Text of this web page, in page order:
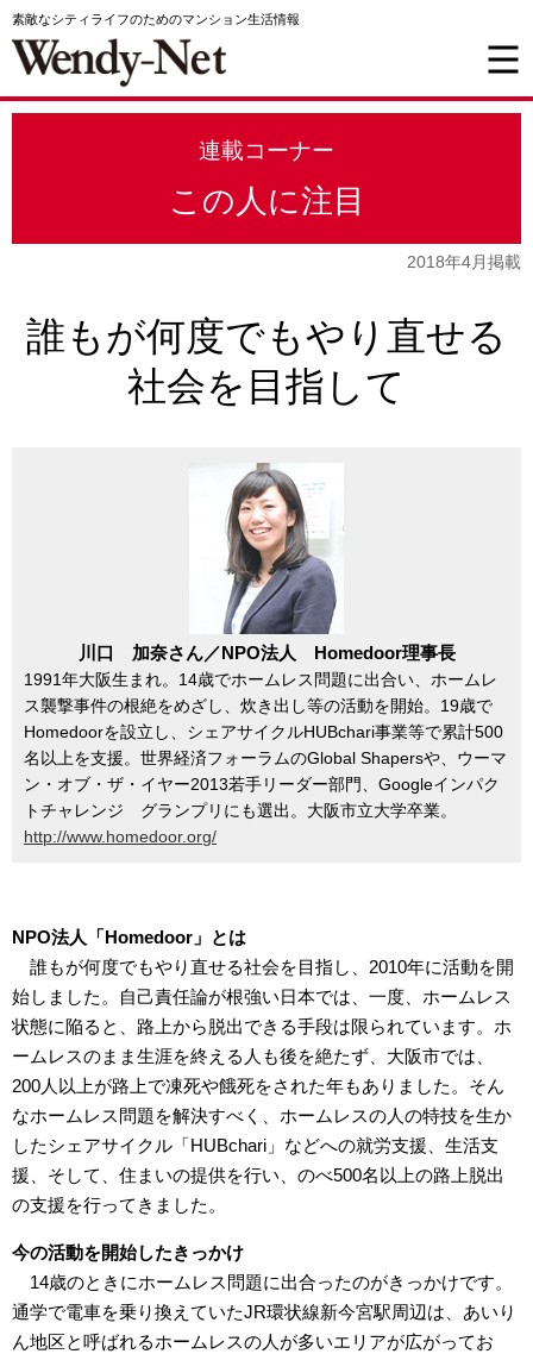
素敵なシティライフのためのマンション生活情報
連載コーナー
この人に注目
2018年4月掲載
誰もが何度でもやり直せる
社会を目指して
川口 加奈さん／NPO法人 Homedoor理事長
1991年大阪生まれ。14歳でホームレス問題に出合い、ホームレ
ス襲撃事件の根絶をめざし、炊き出し等の活動を開始。19歳で
Homedoorを設立し、シェアサイクルHUBchari事業等で累計500
名以上を支援。世界経済フォーラムのGlobal Shapersや、ウーマ
ン・オブ・ザ・イヤー2013若手リーダー部門、Googleインパク
トチャレンジ グランプリにも選出。大阪市立大学卒業。
http://www.homedoor.org/
NPO法人「Homedoor」とは
誰もが何度でもやり直せる社会を目指し、2010年に活動を開
始しました。自己責任論が根強い日本では、一度、ホームレス
状態に陥ると、路上から脱出できる手段は限られています。ホ
ームレスのまま生涯を終える人も後を絶たず、大阪市では、
200人以上が路上で凍死や餓死をされた年もありました。そん
なホームレス問題を解決すべく、ホームレスの人の特技を生か
したシェアサイクル「HUBchari」などへの就労支援、生活支
援、そして、住まいの提供を行い、のべ500名以上の路上脱出
の支援を行ってきました。
今の活動を開始したきっかけ
14歳のときにホームレス問題に出合ったのがきっかけです。
通学で電車を乗り換えていたJR環状線新今宮駅周辺は、あいり
ん地区と呼ばれるホームレスの人が多いエリアが広がってお